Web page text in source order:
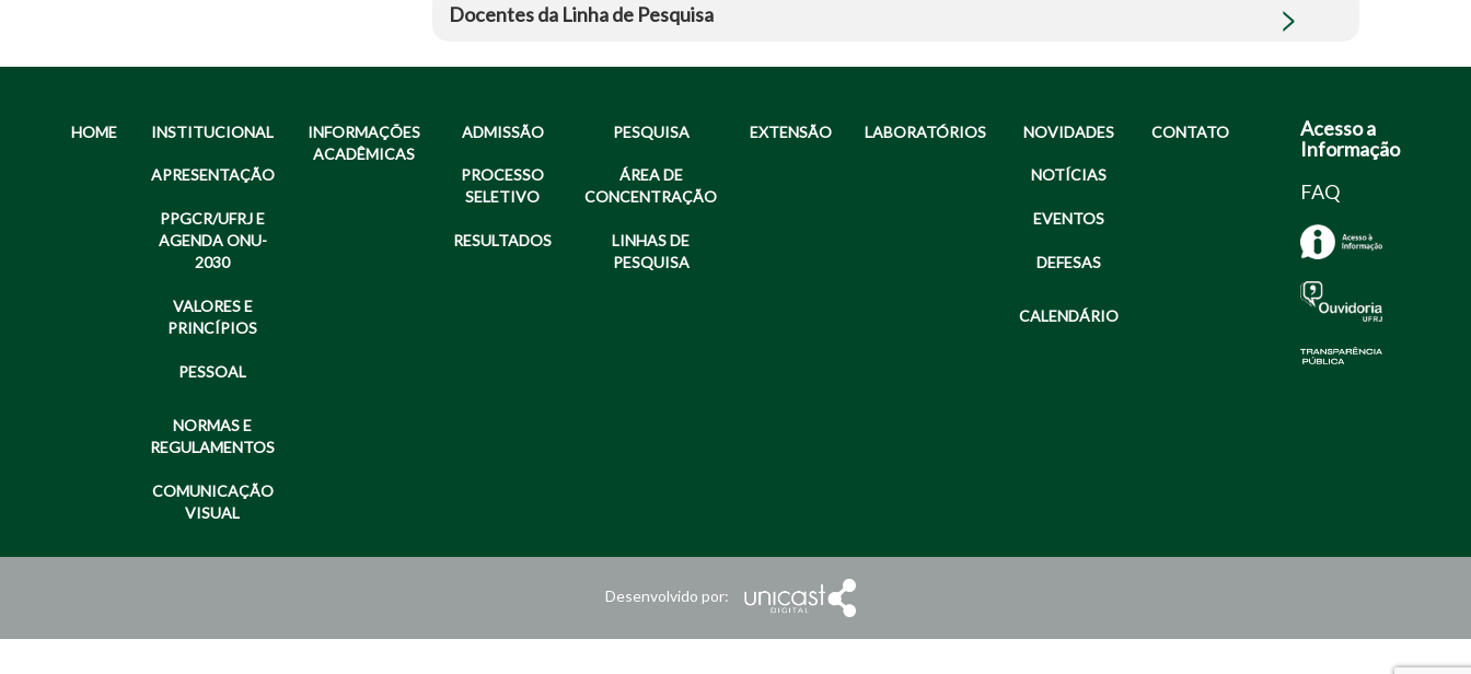
Docentes da Linha de Pesquisa
HOME INSTITUCIONAL
APRESENTAÇÃO
PPGCR/UFRJ E
AGENDA ONU-
2030
VALORES E
PRINCÍPIOS
PESSOAL
NORMAS E
REGULAMENTOS
COMUNICAÇÃO
VISUAL
INFORMAÇÕES
ACADÊMICAS
ADMISSÃO
PROCESSO
SELETIVO
RESULTADOS
PESQUISA
ÁREA DE
CONCENTRAÇÃO
LINHAS DE
PESQUISA
EXTENSÃO LABORATÓRIOS NOVIDADES
NOTÍCIAS
EVENTOS
DEFESAS
CALENDÁRIO
CONTATO
Acesso a
Informação
FAQ
Desenvolvido por: